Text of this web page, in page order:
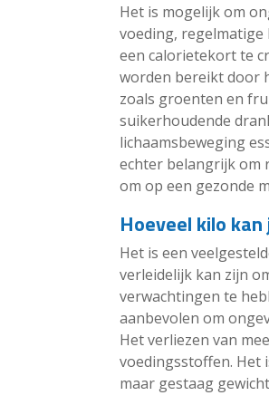
Het is mogelijk om
voeding, regelmatige
een calorietekort te
worden bereikt door
zoals groenten en
suikerhoudende
lichaamsbeweging
echter belangrijk om
om op een gezonde
Hoeveel kilo
Het is een
verleidelijk kan zijn
verwachtingen te
aanbevolen om
Het verliezen van
voedingsstoffen. Het
maar gestaag